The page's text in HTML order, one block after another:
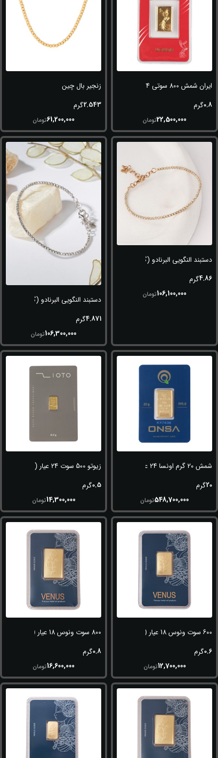
ایران شمش 800 سوتی 24 عیار (995)
0.8گرم
22,500,000تومان
زنجیر بال چین
2.543گرم
61,200,000تومان
دستبند النگویی البرنادو (گوی سفید-طلایی)
4.86گرم
106,100,000تومان
دستبند النگویی البرنادو (گوی سفید)
4.871گرم
106,300,000تومان
شمش 20 گرم اونسا 24 عیار (995)
20گرم
548,700,000تومان
زیوتو 500 سوت 24 عیار (995)
0.5گرم
14,300,000تومان
600 سوت ونوس 18 عیار (750)
0.6گرم
12,700,000تومان
800 سوت ونوس 18 عیار (750)
0.8گرم
16,600,000تومان